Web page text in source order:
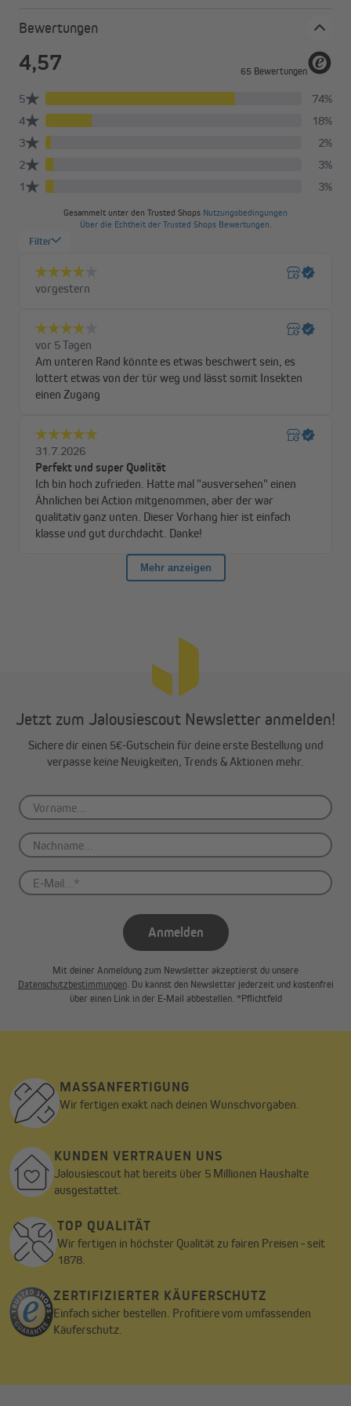
Easy Montage ohne Bohren und Schrauben: schneller
Du bringst die Tür einfach, werkzeuglos und zeitsparend per
Klebemontage an – ideal nicht nur in Mietwohnungen. Das
Klettband ist bereits in der Magnet-Fliegengitter-Tür eingefasst.
Du musst lediglich das dazugehörige Klett-Klebeband aufkleben
und kannst den Insektenschutz im Handumdrehen aufhängen.
Hast du eine Holztür, verwendest du stattdessen Reißnägel.
Auch diese sind im Lieferumfang enthalten. Schütze dich vor
Bewertungen
Jetzt zum Jalousiescout Newsletter anmelden!
Sichere dir einen 5€-Gutschein für deine erste Bestellung und
verpasse keine Neuigkeiten, Trends & Aktionen mehr.
Anmelden
Mit deiner Anmeldung zum Newsletter akzeptierst du unsere
Datenschutzbestimmungen. Du kannst den Newsletter jederzeit und kostenfrei
über einen Link in der E-Mail abbestellen. *Pflichtfeld
MASSANFERTIGUNG
Wir fertigen exakt nach deinen Wunschvorgaben.
KUNDEN VERTRAUEN UNS
Jalousiescout hat bereits über 5 Millionen Haushalte
ausgestattet.
TOP QUALITÄT
Wir fertigen in höchster Qualität zu fairen Preisen - seit
1878.
ZERTIFIZIERTER KÄUFERSCHUTZ
Einfach sicher bestellen. Profitiere vom umfassenden
Käuferschutz.